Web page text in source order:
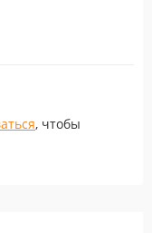
, чтобы